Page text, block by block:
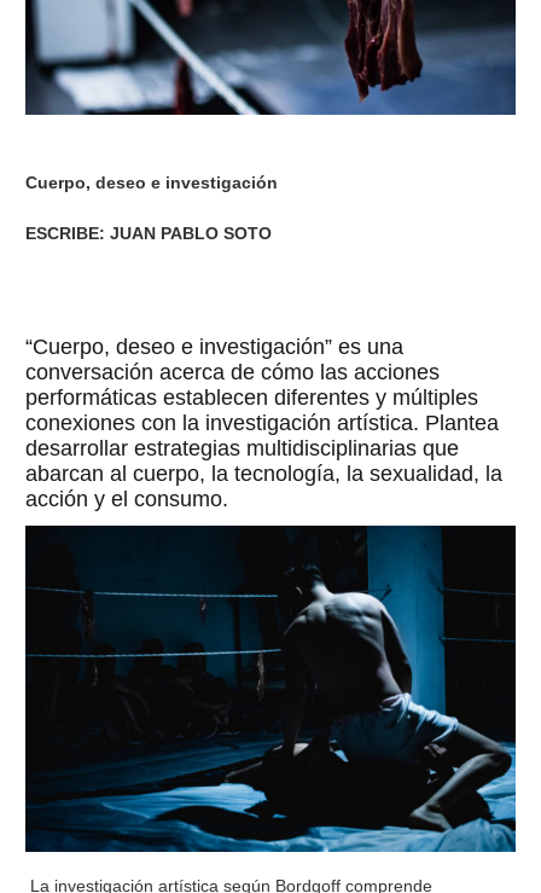
Cuerpo, deseo e investigación
ESCRIBE: JUAN PABLO SOTO
“Cuerpo, deseo e investigación” es una
conversación acerca de cómo las acciones
performáticas establecen diferentes y múltiples
conexiones con la investigación artística. Plantea
desarrollar estrategias multidisciplinarias que
abarcan al cuerpo, la tecnología, la sexualidad, la
acción y el consumo.
La investigación artística según Bordgoff comprende